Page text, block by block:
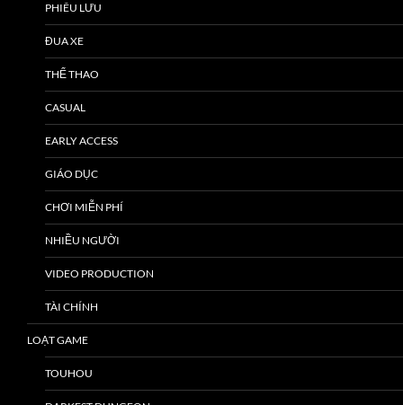
PHIÊU LƯU
ĐUA XE
THỂ THAO
CASUAL
EARLY ACCESS
GIÁO DỤC
CHƠI MIỄN PHÍ
NHIỀU NGƯỜI
VIDEO PRODUCTION
TÀI CHÍNH
LOẠT GAME
TOUHOU